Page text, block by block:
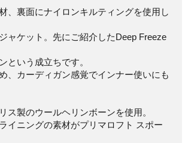
、裏面にナイロンキルティングを使用し
ャケット。先にご紹介したDeep Freeze
という成立ちです。
、カーディガン感覚でインナー使いにも
ス製のウールヘリンボーンを使用。
イニングの素材がプリマロフト スポー